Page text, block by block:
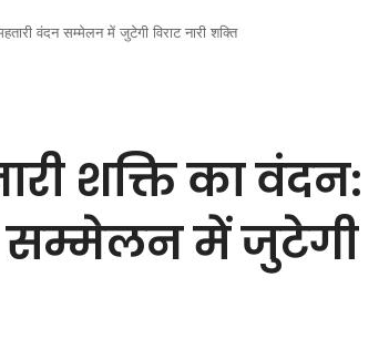
वंदन सम्मेलन में जुटेगी विराट नारी शक्ति
शक्ति का वंदन:
सम्मेलन में जुटेगी